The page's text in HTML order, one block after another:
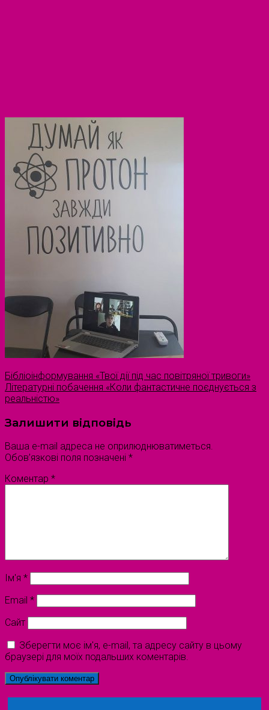
Бібліоінформування «Твої дії під час повітряної тривоги»
Літературні побачення «Коли фантастичне поєднується з
реальністю»
Залишити відповідь
Ваша e-mail адреса не оприлюднюватиметься.
Обов’язкові поля позначені *
Коментар *
Ім'я *
Email *
Сайт
Зберегти моє ім'я, e-mail, та адресу сайту в цьому
браузері для моїх подальших коментарів.